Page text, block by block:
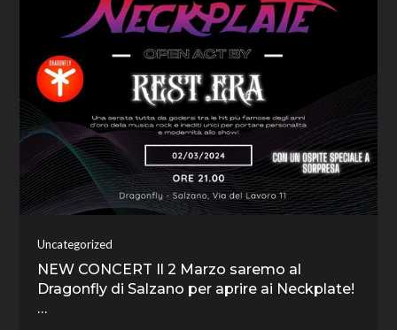
Uncategorized
NEW CONCERT Il 2 Marzo saremo al
Dragonfly di Salzano per aprire ai Neckplate!
…